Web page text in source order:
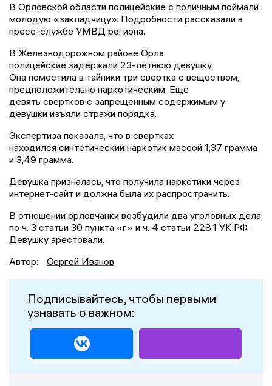
В Орловской области полицейские с поличным поймали
молодую «закладчицу». Подробности рассказали в
пресс-службе УМВД региона.
В Железнодорожном районе Орла
полицейские задержали 23-летнюю девушку.
Она поместила в тайники три свертка с веществом,
предположительно наркотическим. Еще
девять свертков с запрещенным содержимым у
девушки изъяли стражи порядка.
Экспертиза показала, что в свертках
находился синтетический наркотик массой 1,37 грамма
и 3,49 грамма.
Девушка призналась, что получила наркотики через
интернет-сайт и должна была их распространить.
В отношении орловчанки возбудили два уголовных дела
по ч. 3 статьи 30 пункта «г» и ч. 4 статьи 228.1 УК РФ.
Девушку арестовали.
Автор:
Сергей Иванов
Подписывайтесь, чтобы первыми
узнавать о важном: